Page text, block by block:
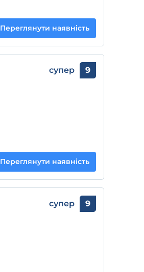
Переглянути наявність
супер 9
Переглянути наявність
супер 9